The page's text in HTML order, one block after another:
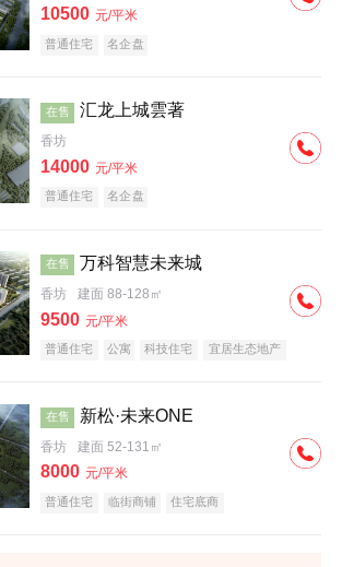
10500 元/平米
普通住宅 名企盘
在售 汇龙上城雲著
香坊
14000 元/平米
普通住宅 名企盘
在售 万科智慧未来城
香坊 建面 88-128㎡
9500 元/平米
普通住宅 公寓 科技住宅
宜居生态地产
在售 新松·未来ONE
香坊 建面 52-131㎡
8000 元/平米
普通住宅 临街商铺 住宅底商